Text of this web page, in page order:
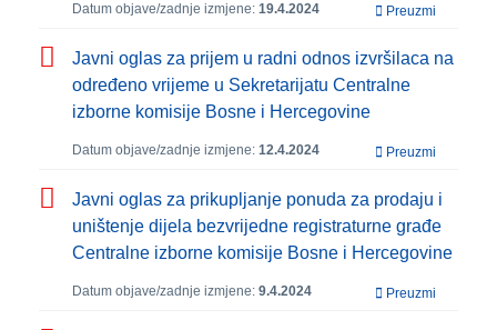
Datum objave/zadnje izmjene: 19.4.2024 Preuzmi
Javni oglas za prijem u radni odnos izvršilaca na
određeno vrijeme u Sekretarijatu Centralne
izborne komisije Bosne i Hercegovine
Datum objave/zadnje izmjene: 12.4.2024 Preuzmi
Javni oglas za prikupljanje ponuda za prodaju i
uništenje dijela bezvrijedne registraturne građe
Centralne izborne komisije Bosne i Hercegovine
Datum objave/zadnje izmjene: 9.4.2024 Preuzmi